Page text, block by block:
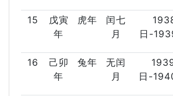
15
戊寅
年
虎年
闰七
月
日-
16
己卯
年
兔年
无闰
月
日-